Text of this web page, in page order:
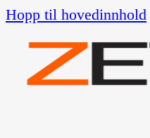
Hopp til hovedinnhold